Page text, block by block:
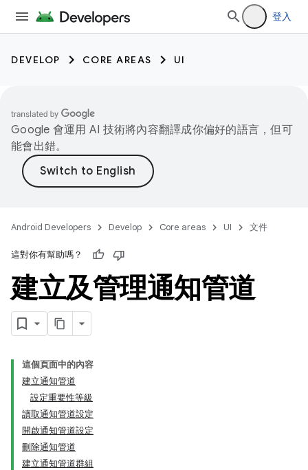
登入
DEVELOP CORE AREAS UI
Google 會運用 AI 技術將內容翻譯成你偏好的語言，但可
能會出錯。
Android Developers Develop Core areas UI 文件
這對你有幫助嗎？
建立及管理通知管道
這個頁面中的內容
建立通知管道
設定重要性等級
讀取通知管道設定
開啟通知管道設定
刪除通知管道
建立通知管道群組